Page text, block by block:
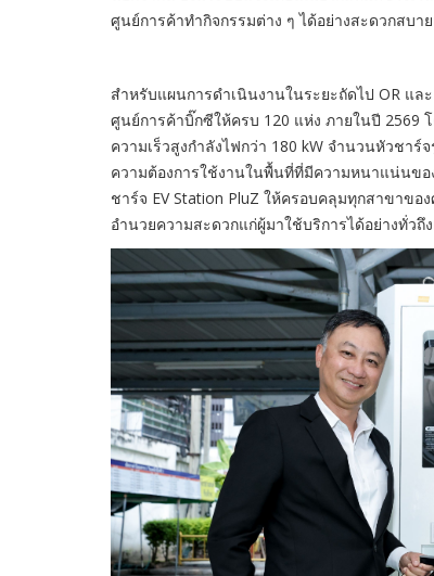
ศูนย์การค้าทำกิจกรรมต่าง ๆ ได้อย่างสะดวกสบา
สำหรับแผนการดำเนินงานในระยะถัดไป OR แล
ศูนย์การค้าบิ๊กซีให้ครบ 120 แห่ง ภายในปี 2569
ความเร็วสูงกำลังไฟกว่า 180 kW จำนวนหัวชาร์
ความต้องการใช้งานในพื้นที่ที่มีความหนาแน่นข
ชาร์จ EV Station PluZ ให้ครอบคลุมทุกสาขาขอ
อำนวยความสะดวกแก่ผู้มาใช้บริการได้อย่างทั่ว